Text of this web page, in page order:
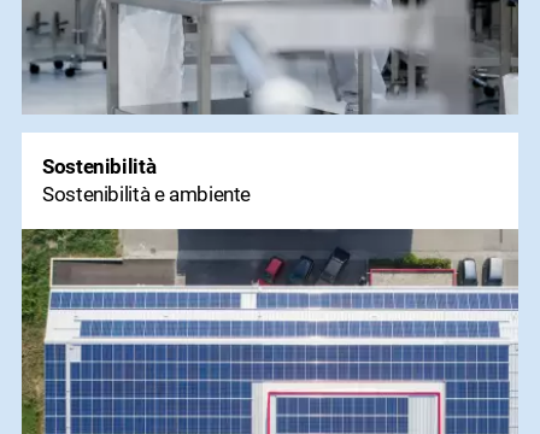
Sostenibilità
Sostenibilità e ambiente